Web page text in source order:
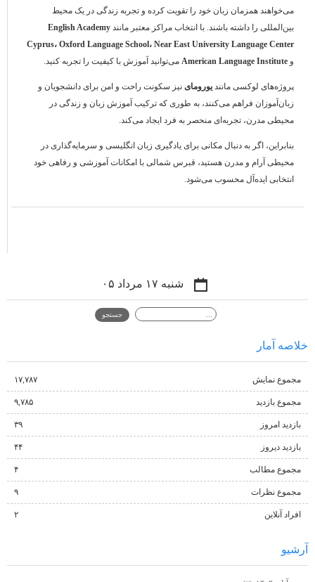
می‌خواهند همزمان زبان خود را تقویت کرده و تجربه زندگی در یک محیط
بین‌المللی را داشته باشند. با انتخاب مراکز معتبر مانند English Academy
Cyprus، Oxford Language School، Near East University Language Center
و American Language Institute می‌توانید آموزش با کیفیت را تجربه کنید.
پروژه‌های لوکسی مانند یورومای نیز سکونت راحت و امن برای دانشجویان و
زبان‌آموزان فراهم می‌کنند، به طوری که ترکیب آموزش زبان و زندگی در
محیطی مدرن، تجربه‌ای منحصر به فرد ایجاد می‌کند.
بنابراین، اگر به دنبال مکانی برای یادگیری زبان انگلیسی و سرمایه‌گذاری در
محیطی آرام و مدرن هستید، قبرس شمالی با امکانات آموزشی و رفاهی خود
انتخابی ایده‌آل محسوب می‌شود.
شنبه ۱۷ مرداد ۰۵
خلاصه آمار
مجموع نمایش‌ ۱۷,۷۸۷
مجموع بازدید ۹,۷۸۵
بازدید امروز ۳۹
بازدید دیروز ۴۴
مجموع مطالب ۴
مجموع نظرات ۹
افراد آنلاین ۲
آرشيو